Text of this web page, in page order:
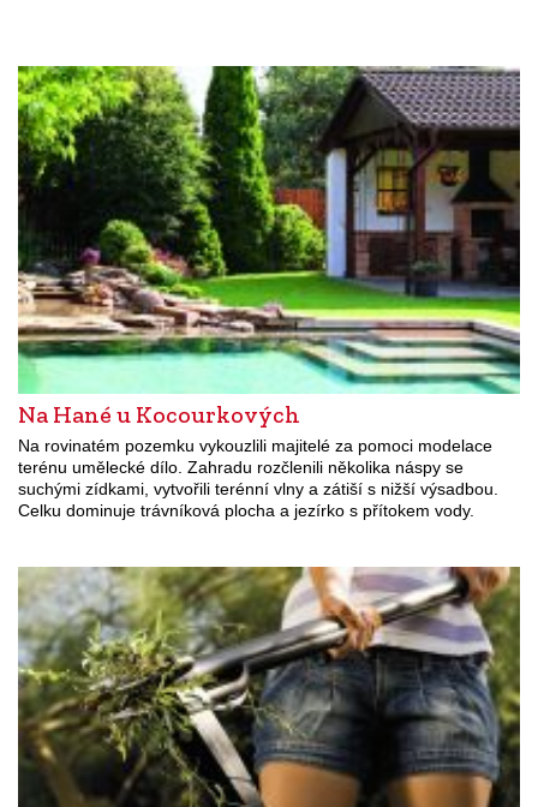
Na Hané u Kocourkových
Na rovinatém pozemku vykouzlili majitelé za pomoci modelace
terénu umělecké dílo. Zahradu rozčlenili několika náspy se
suchými zídkami, vytvořili terénní vlny a zátiší s nižší výsadbou.
Celku dominuje trávníková plocha a jezírko s přítokem vody.